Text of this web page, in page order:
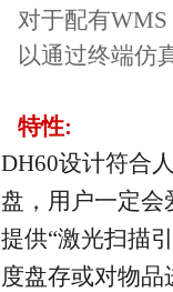
对于配有
以通过终端仿
特性:
DH60设计符合
盘，用户一定
提供“激光扫描
度盘存或对物品